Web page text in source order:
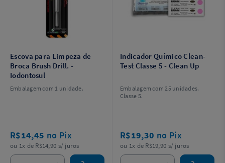
Escova para Limpeza de
Broca Brush Drill. -
Iodontosul
Embalagem com 1 unidade.
R$14,45 no Pix
ou 1x de R$14,90 s/ juros
Indicador Químico Clean-
Test Classe 5 - Clean Up
Embalagem com 25 unidades.
Classe 5.
R$19,30 no Pix
ou 1x de R$19,90 s/ juros